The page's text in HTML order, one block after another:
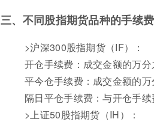
三、不同股指期货品种的手续
>沪深300股指期货（IF）：
开仓手续费：成交金额的万分
平今仓手续费：成交金额的万
隔日平仓手续费：与开仓手
>上证50股指期货（IH）：